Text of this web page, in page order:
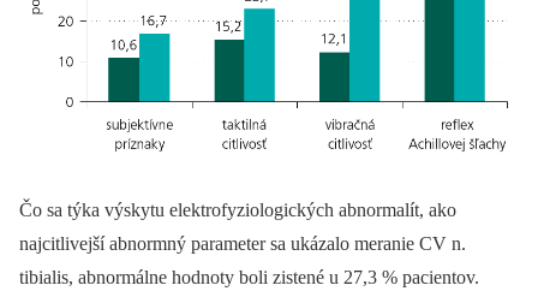
Čo sa týka výskytu elektrofyziologických abnormalít, ako
najcitlivejší abnormný parameter sa ukázalo meranie CV n.
tibialis, abnormálne hodnoty boli zistené u 27,3 % pacientov.